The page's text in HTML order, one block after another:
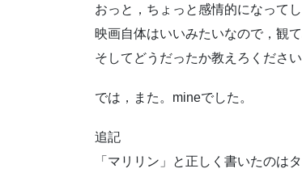
おっと，ちょっと感情的になってし
映画自体はいいみたいなので，観
そしてどうだったか教えろください
では，また。mineでした。
追記
「マリリン」と正しく書いたのは